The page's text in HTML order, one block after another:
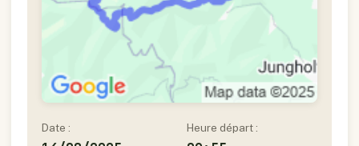
Date : Heure départ :